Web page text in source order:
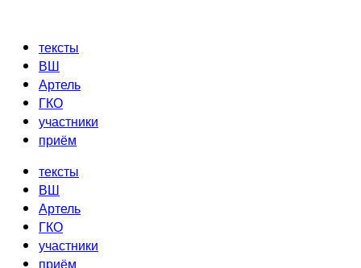
содержимому
тексты
ВШ
Артель
ГКО
участники
приём
тексты
ВШ
Артель
ГКО
участники
приём